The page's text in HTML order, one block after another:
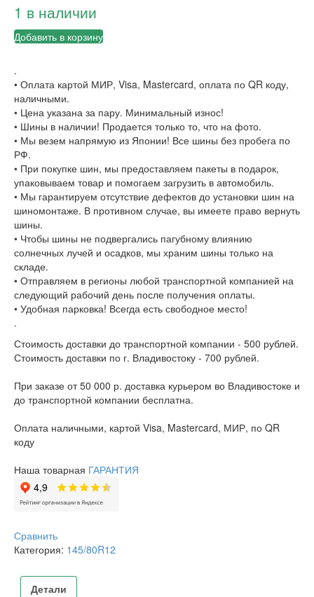
1 в наличии
Добавить в корзину
.
• Оплата картой МИР, Visa, Mastercard, оплата по QR коду,
наличными.
• Цена указана за пару. Минимальный износ!
• Шины в наличии! Продается только то, что на фото.
• Мы везем напрямую из Японии! Все шины без пробега по
РФ.
• При покупке шин, мы предоставляем пакеты в подарок,
упаковываем товар и помогаем загрузить в автомобиль.
• Мы гарантируем отсутствие дефектов до установки шин на
шиномонтаже. В противном случае, вы имеете право вернуть
шины.
• Чтобы шины не подвергались пагубному влиянию
солнечных лучей и осадков, мы храним шины только на
складе.
• Отправляем в регионы любой транспортной компанией на
следующий рабочий день после получения оплаты.
• Удобная парковка! Всегда есть свободное место!
.
Стоимость доставки до транспортной компании - 500 рублей.
Стоимость доставки по г. Владивостоку - 700 рублей.
При заказе от 50 000 р. доставка курьером во Владивостоке и
до транспортной компании бесплатна.
Оплата наличными, картой Visa, Mastercard, МИР, по QR
коду
Наша товарная ГАРАНТИЯ
Сравнить
Категория: 145/80R12
Детали